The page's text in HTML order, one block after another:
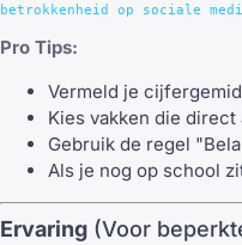
Pro Tips:
Vermeld je
Kies vakken die
Gebruik de regel
Als je nog op school
Ervaring (Voor